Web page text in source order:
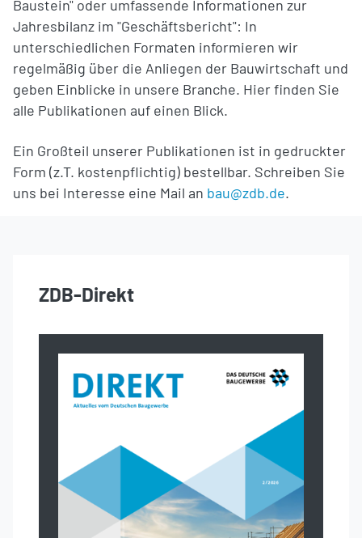
Baustein" oder umfassende Informationen zur
Jahresbilanz im "Geschäftsbericht": In
unterschiedlichen Formaten informieren wir
regelmäßig über die Anliegen der Bauwirtschaft und
geben Einblicke in unsere Branche. Hier finden Sie
alle Publikationen auf einen Blick.
Ein Großteil unserer Publikationen ist in gedruckter
Form (z.T. kostenpflichtig) bestellbar. Schreiben Sie
uns bei Interesse eine Mail an bau@zdb.de.
ZDB-Direkt